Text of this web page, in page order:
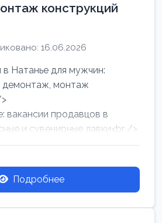
конструкций
16.06.2026
Натанье для мужчин:
демонтаж, монтаж
вакансии продавцов в
и сувенирные лавки<br />
м...
Подробнее